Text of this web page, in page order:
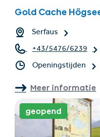
Gold Cache
Serfaus
+43/5476/6239
Openingstijden
Meer informatie
geopend